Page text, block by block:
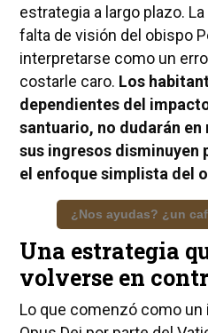
estrategia a largo plazo.
falta de visión del obispo
interpretarse como un
costarle caro. Los
dependientes del
santuario, no dudarán en
sus ingresos disminuyen
el enfoque simplista del
¿Nos ayudas? ¿un
Una estrategia
volverse en
Lo que comenzó como un